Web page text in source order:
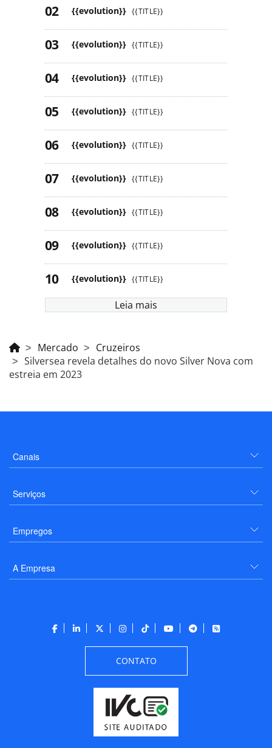
{{evolution}} {{TITLE}}
{{evolution}} {{TITLE}}
{{evolution}} {{TITLE}}
{{evolution}} {{TITLE}}
{{evolution}} {{TITLE}}
{{evolution}} {{TITLE}}
{{evolution}} {{TITLE}}
{{evolution}} {{TITLE}}
{{evolution}} {{TITLE}}
Leia mais
Mercado
Cruzeiros
Silversea revela detalhes do novo Silver Nova com
estreia em 2023
Canais
Serviços
Empregos
A Empresa
CONTATO